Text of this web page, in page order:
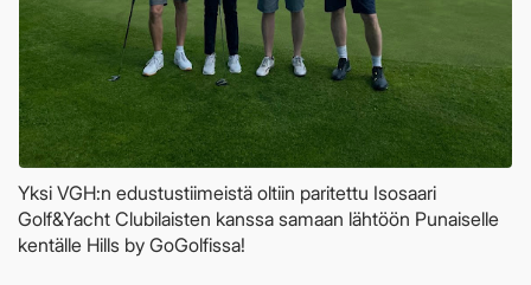
Yksi VGH:n edustustiimeistä oltiin paritettu Isosaari
Golf&Yacht Clubilaisten kanssa samaan lähtöön Punaiselle
kentälle Hills by GoGolfissa!